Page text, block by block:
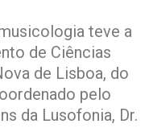
teve a
de Ciências
de Lisboa, do
pelo
da Lusofonia, Dr.